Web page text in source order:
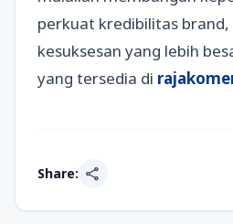
perkuat kredibilitas brand,
kesuksesan yang lebih
yang tersedia di
Share: share